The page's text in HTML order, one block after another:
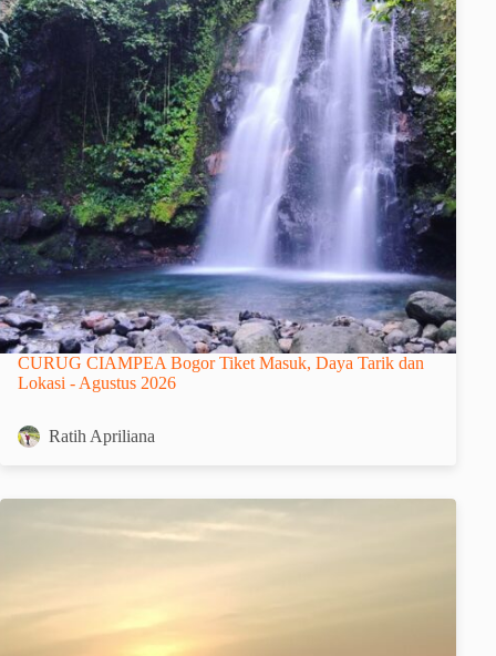
CURUG CIAMPEA Bogor Tiket Masuk, Daya Tarik dan
Lokasi - Agustus 2026
Ratih Apriliana